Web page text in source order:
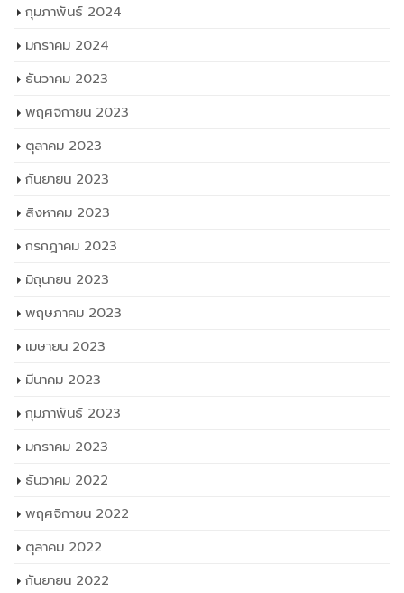
กุมภาพันธ์ 2024
มกราคม 2024
ธันวาคม 2023
พฤศจิกายน 2023
ตุลาคม 2023
กันยายน 2023
สิงหาคม 2023
กรกฎาคม 2023
มิถุนายน 2023
พฤษภาคม 2023
เมษายน 2023
มีนาคม 2023
กุมภาพันธ์ 2023
มกราคม 2023
ธันวาคม 2022
พฤศจิกายน 2022
ตุลาคม 2022
กันยายน 2022